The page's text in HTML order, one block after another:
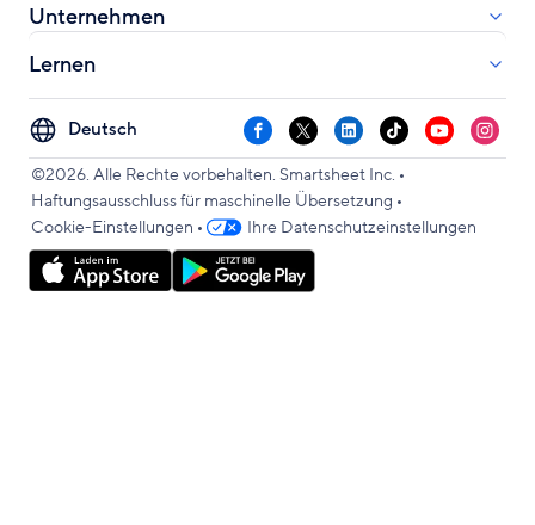
Unternehmen
Lernen
Select
your
language
Facebook
X LinkedInTikTokYouTube
©2026. Alle Rechte vorbehalten. Smartsheet Inc. •
Haftungsausschluss für maschinelle Übersetzung •
Cookie-Einstellungen • Ihre Datenschutzeinstellungen